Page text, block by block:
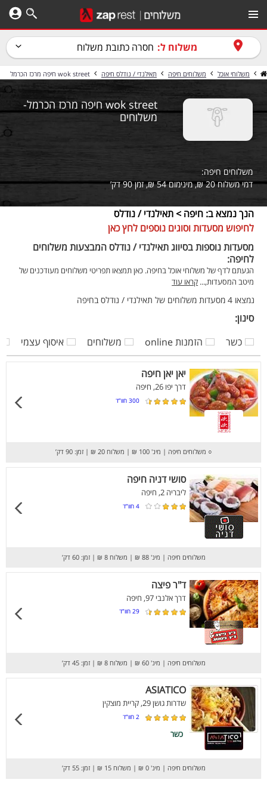
משלוח ל: חסרה כתובת משלוח
משלוחי אוכל משלוחים חיפה תאילנדי / נודלס חיפה wok street חיפה מרכז הכרמל
wok street חיפה מרכז הכרמל-
משלוחים
משלוחים חיפה:
דמי משלוח 20 ₪, מינימום 54 ₪, זמן 90 דק’
הנך נמצא ב: חיפה > תאילנדי / נודלס
לחיפוש מסעדות וסוגים נוספים לחץ כאן
מסעדות נוספות בסיווג תאילנדי / נודלס המבצעות משלוחים
לחיפה:
הגעתם לדף של משלוחי אוכל בחיפה. כאן תמצאו תפריטי משלוחים מעודכנים של
מיטב המסעדות,... קראו עוד
נמצאו 4 מסעדות משלוחים של תאילנדי / נודלס בחיפה
סינון:
כשר
הזמנות online משלוחים איסוף עצמי
יאן יאן חיפה
דרך יפו 26, חיפה
300 חוו”ד
○ משלוחים חיפה | מינ' 100 ₪ | משלוח 20 ₪ | זמן: 90 דק’
סושי דניה חיפה
ליבריה 2, חיפה
4 חוו”ד
משלוחים חיפה | מינ' 88 ₪ | משלוח 8 ₪ | זמן: 60 דק’
ד"ר פיצה
דרך אלנבי 97, חיפה
29 חוו”ד
משלוחים חיפה | מינ' 60 ₪ | משלוח 8 ₪ | זמן: 45 דק’
ASIATICO
שדרות גושן 29, קריית מוצקין
2 חוו”ד
כשר
משלוחים חיפה | מינ' 0 ₪ | משלוח 15 ₪ | זמן: 55 דק’